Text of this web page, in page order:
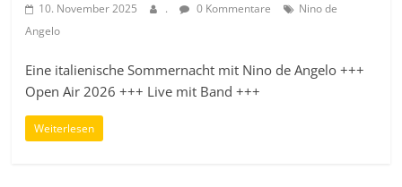
10. November 2025 . 0 Kommentare
Nino de
Angelo
Eine italienische Sommernacht mit Nino de Angelo +++
Open Air 2026 +++ Live mit Band +++
Weiterlesen